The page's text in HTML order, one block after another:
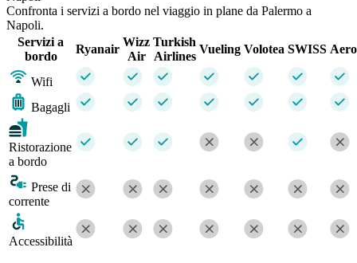
Confronta i servizi a bordo nel viaggio in plane da Palermo a
Napoli.
Servizi a
bordo
Ryanair
Wizz
Air
Turkish
Airlines
Vueling Volotea SWISS
Wifi
Bagagli
Ristorazione
a bordo
Prese di
corrente
Accessibilità